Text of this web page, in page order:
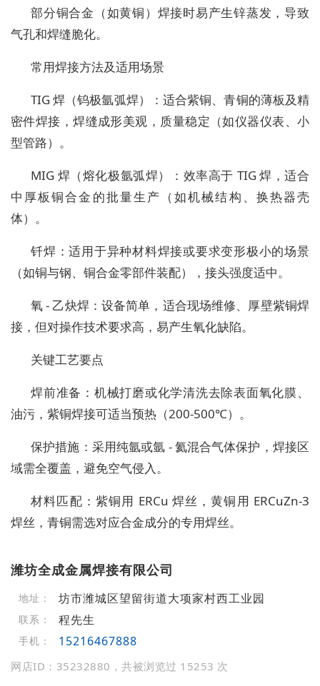
部分铜合金（如黄铜）焊接时易产生锌蒸发，导致
气孔和焊缝脆化。
常用焊接方法及适用场景
TIG 焊（钨极氩弧焊）：适合紫铜、青铜的薄板及精
密件焊接，焊缝成形美观，质量稳定（如仪器仪表、小
型管路）。
MIG 焊（熔化极氩弧焊）：效率高于 TIG 焊，适合
中厚板铜合金的批量生产（如机械结构、换热器壳
体）。
钎焊：适用于异种材料焊接或要求变形极小的场景
（如铜与钢、铜合金零部件装配），接头强度适中。
氧 - 乙炔焊：设备简单，适合现场维修、厚壁紫铜焊
接，但对操作技术要求高，易产生氧化缺陷。
关键工艺要点
焊前准备：机械打磨或化学清洗去除表面氧化膜、
油污，紫铜焊接可适当预热（200-500℃）。
保护措施：采用纯氩或氩 - 氦混合气体保护，焊接区
域需全覆盖，避免空气侵入。
材料匹配：紫铜用 ERCu 焊丝，黄铜用 ERCuZn-3
焊丝，青铜需选对应合金成分的专用焊丝。
潍坊全成金属焊接有限公司
地址： 坊市潍城区望留街道大项家村西工业园
联系： 程先生
手机： 15216467888
网店ID：35232880，共被浏览过 15253 次